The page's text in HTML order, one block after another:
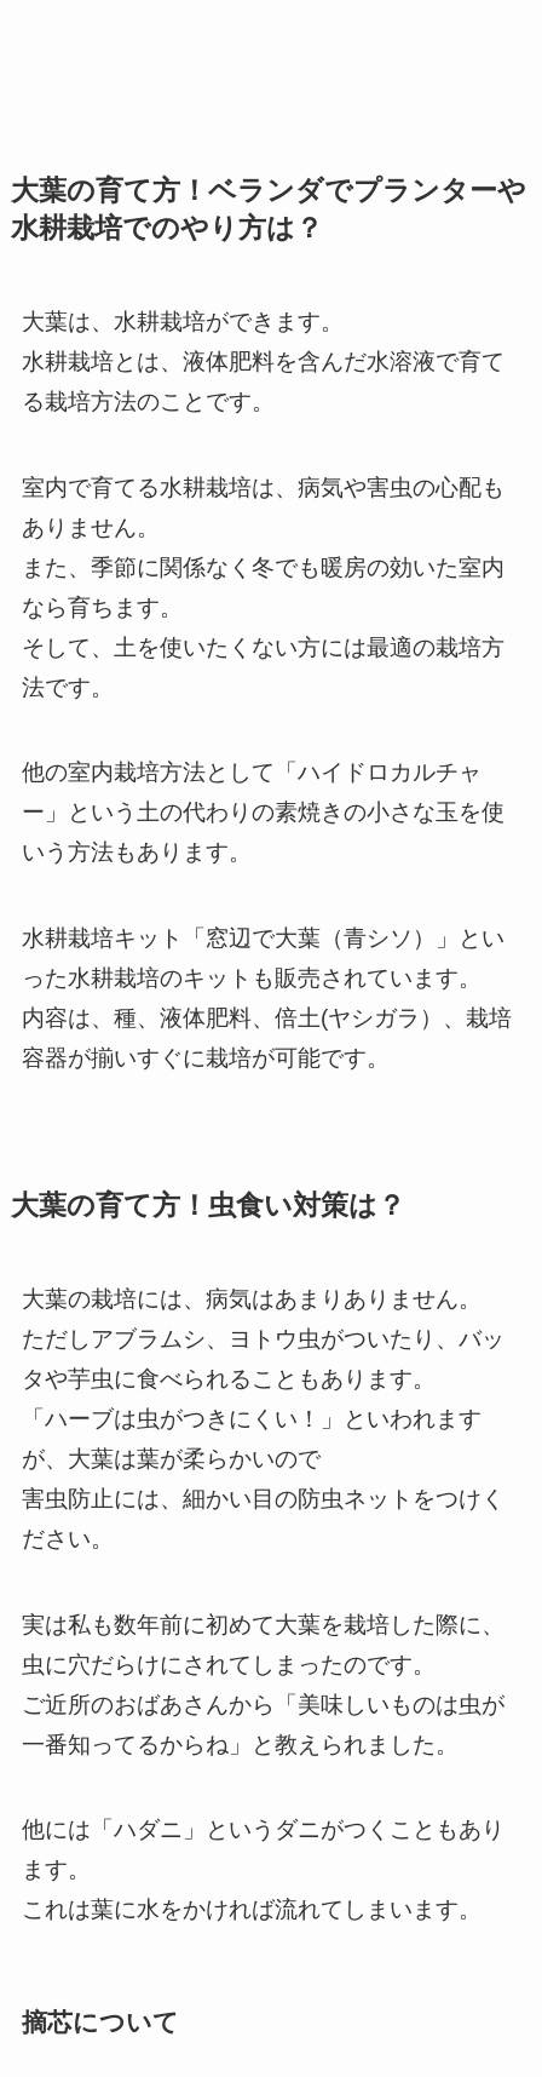
大葉の育て方！ベランダでプランターや
水耕栽培でのやり方は？
大葉は、水耕栽培ができます。
水耕栽培とは、液体肥料を含んだ水溶液で育て
る栽培方法のことです。
室内で育てる水耕栽培は、病気や害虫の心配も
ありません。
また、季節に関係なく冬でも暖房の効いた室内
なら育ちます。
そして、土を使いたくない方には最適の栽培方
法です。
他の室内栽培方法として「ハイドロカルチャ
ー」という土の代わりの素焼きの小さな玉を使
いう方法もあります。
水耕栽培キット「窓辺で大葉（青シソ）」とい
った水耕栽培のキットも販売されています。
内容は、種、液体肥料、倍土(ヤシガラ）、栽培
容器が揃いすぐに栽培が可能です。
大葉の育て方！虫食い対策は？
大葉の栽培には、病気はあまりありません。
ただしアブラムシ、ヨトウ虫がついたり、バッ
タや芋虫に食べられることもあります。
「ハーブは虫がつきにくい！」といわれます
が、大葉は葉が柔らかいので
害虫防止には、細かい目の防虫ネットをつけく
ださい。
実は私も数年前に初めて大葉を栽培した際に、
虫に穴だらけにされてしまったのです。
ご近所のおばあさんから「美味しいものは虫が
一番知ってるからね」と教えられました。
他には「ハダニ」というダニがつくこともあり
ます。
これは葉に水をかければ流れてしまいます。
摘芯について